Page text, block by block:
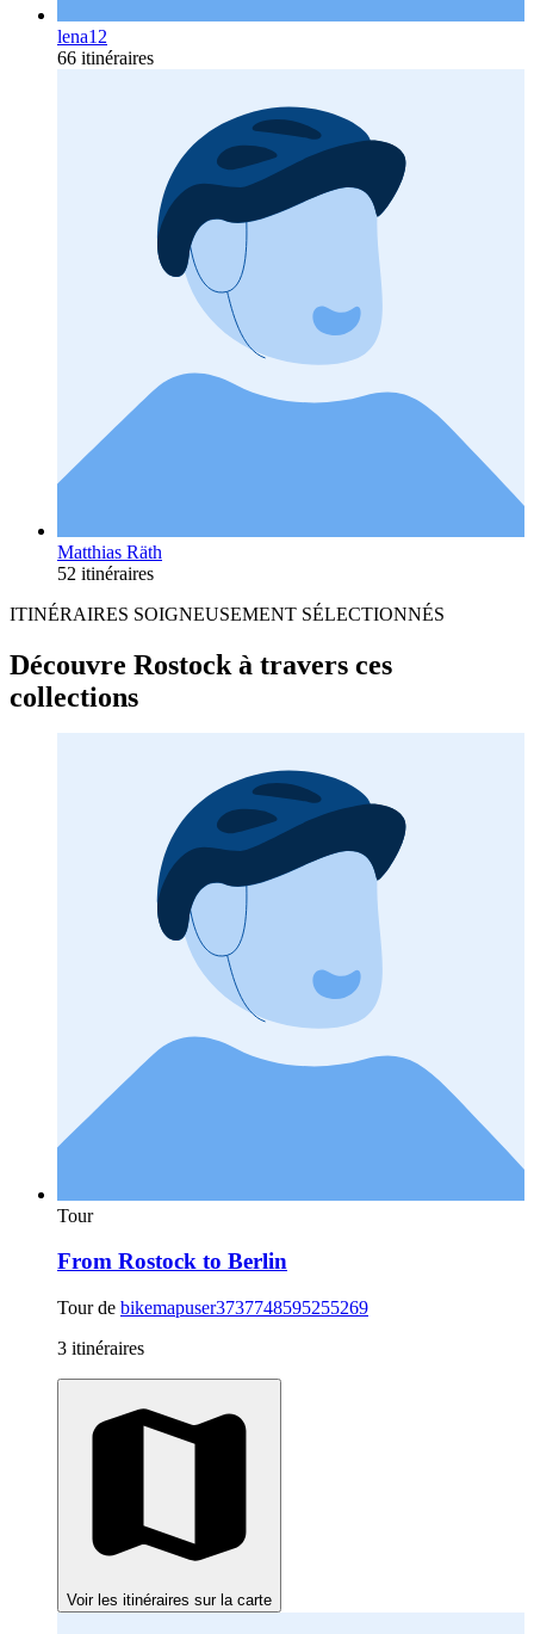
lena12
66 itinéraires
Matthias Räth
52 itinéraires
ITINÉRAIRES SOIGNEUSEMENT SÉLECTIONNÉS
Découvre Rostock à travers ces
collections
Tour
From Rostock to Berlin
Tour de bikemapuser3737748595255269
3 itinéraires
Voir les itinéraires sur la carte